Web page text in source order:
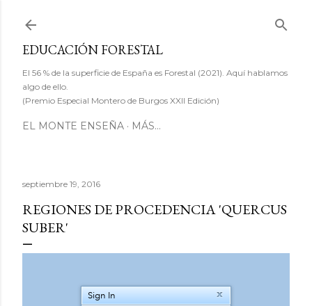
EDUCACIÓN FORESTAL
El 56 % de la superficie de España es Forestal (2021). Aquí hablamos
algo de ello.
(Premio Especial Montero de Burgos XXII Edición)
EL MONTE ENSEÑA MÁS…
septiembre 19, 2016
REGIONES DE PROCEDENCIA 'QUERCUS
SUBER'